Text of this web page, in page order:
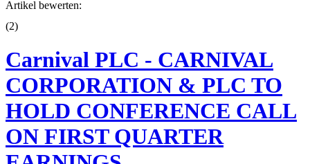
Artikel bewerten:
(2)
Carnival PLC - CARNIVAL
CORPORATION & PLC TO
HOLD CONFERENCE CALL
ON FIRST QUARTER